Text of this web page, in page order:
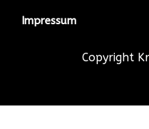
Impressum
Copyright